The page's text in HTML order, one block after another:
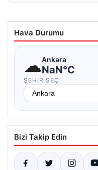
Hava Durumu
☁Ankara
NaN°C
ŞEHIR SEÇ
Bizi Takip Edin